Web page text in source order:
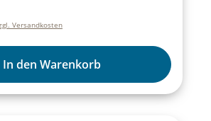
überredet er Luca und José
ihm diese Vorfälle zu
und Lenas Unschuld zu
dabei geraten sie an
Jugendliche, die sie so schnell
werden.Die spannende
Versandkosten
In den Warenkorb